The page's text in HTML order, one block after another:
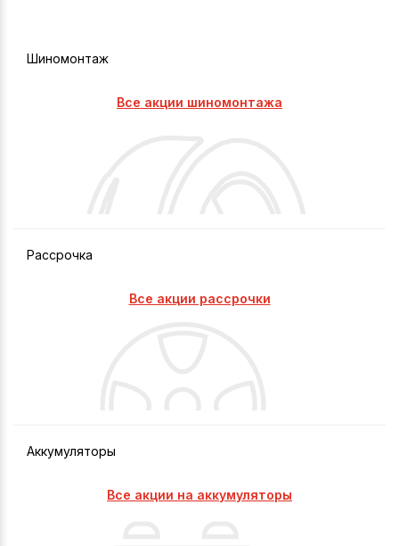
Шиномонтаж
Все акции шиномонтажа
Рассрочка
Все акции рассрочки
Аккумуляторы
Все акции на аккумуляторы